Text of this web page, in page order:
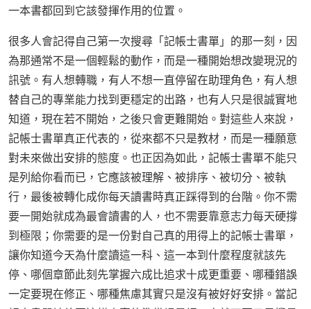
一本書都回到它該發揮作用的位置。
很多人會記得自己第一次搜尋「記帳士書單」的那一刻，因
為那通常不是一個輕鬆的動作，而是一種開始想改變現況的
訊號。有人想轉職，有人不想一直停留在助理角色，有人想
替自己的專業能力找到更穩定的出路，也有人只是很誠實地
知道，現在若不開始，之後只會更難開始。對這些人來說，
記帳士書單真正代表的，從來都不只是教材，而是一種願意
對未來做出安排的態度。也正因為如此，記帳士書單不能只
是列給你看而已，它應該被理解、被排序、被切分、被執
行，最後被轉化成你每天讀書時真正踩得到的台階。你不需
要一開始就成為最會讀書的人，也不需要靠意志力每天硬撐
到極限；你需要的是一份對自己真的用得上的記帳士書單，
讓你知道今天為什麼讀這一科、這一本到什麼程度就該先
停、哪個章節此刻先掌握六成比追求十成更重要、哪種錯誤
一定要現在修正、哪種焦慮其實只是沒有被好好安排。當記